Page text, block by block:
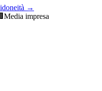
→
Media impresa